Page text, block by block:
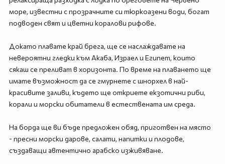
море, известни с прозрачните си тюркоазени води, богат
подводен свят и цветни коралови рифове.
Докато плавате край брега, ще се наслаждавате на
невероятни гледки към Акаба, Израел и Египет, които
сякаш се преливат в хоризонта. По време на плаването ще
имате възможност да се гмурнете с шнорхел в най-
красивите заливи, където ще откриете екзотични риби,
корали и морски обитатели в естествената им среда.
На борда ще ви бъде предложен обяд, приготвен на място
- пресни морски дарове, салати, напитки и плодове,
създаващи автентично арабско изживяване.